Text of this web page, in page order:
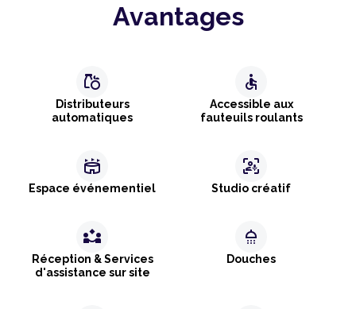
Avantages
grocery
Distributeurs
automatiques
accessible
Accessible aux
fauteuils roulants
stadium
Espace événementiel
frame_person_mic
Studio créatif
partner_exchange
Réception & Services
d'assistance sur site
shower
Douches